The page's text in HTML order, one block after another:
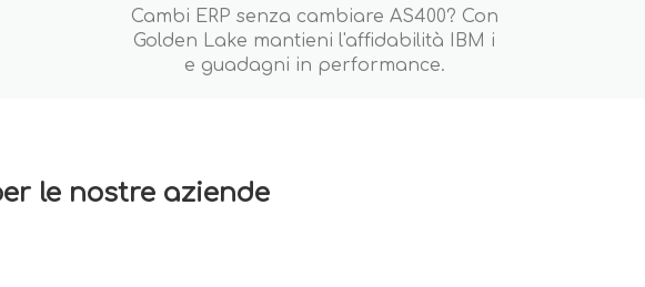
Cambi ERP senza cambiare AS400? Con
Golden Lake mantieni l'affidabilità IBM i
e guadagni in performance.
le nostre aziende